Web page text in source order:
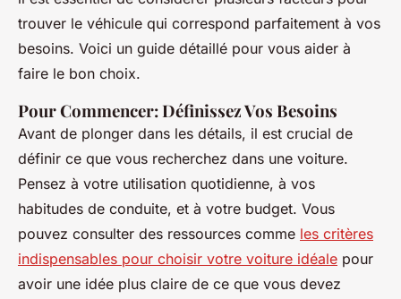
trouver le véhicule qui correspond parfaitement à vos
besoins. Voici un guide détaillé pour vous aider à
faire le bon choix.
Pour Commencer: Définissez Vos Besoins
Avant de plonger dans les détails, il est crucial de
définir ce que vous recherchez dans une voiture.
Pensez à votre utilisation quotidienne, à vos
habitudes de conduite, et à votre budget. Vous
pouvez consulter des ressources comme les critères
indispensables pour choisir votre voiture idéale pour
avoir une idée plus claire de ce que vous devez